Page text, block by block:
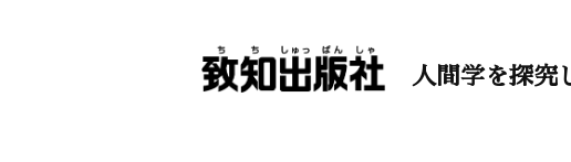
人間学を探究